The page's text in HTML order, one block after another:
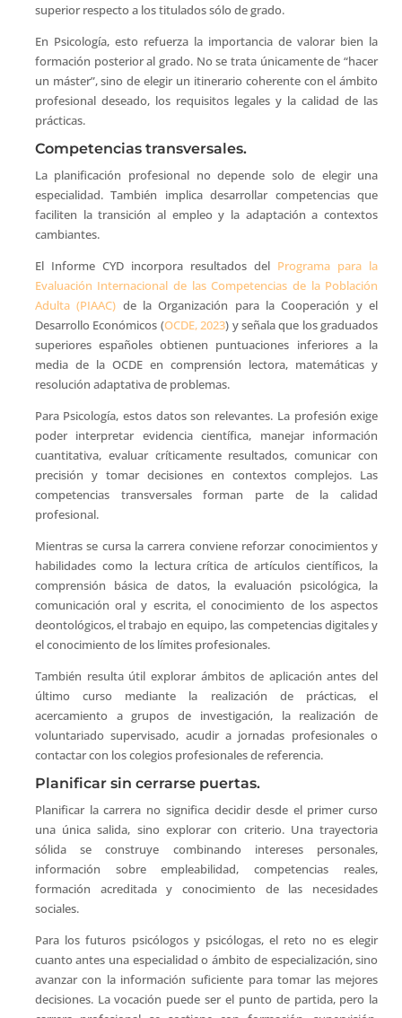
superior respecto a los titulados sólo de grado.
En Psicología, esto refuerza la importancia de valorar bien la
formación posterior al grado. No se trata únicamente de “hacer
un máster”, sino de elegir un itinerario coherente con el ámbito
profesional deseado, los requisitos legales y la calidad de las
prácticas.
Competencias transversales.
La planificación profesional no depende solo de elegir una
especialidad. También implica desarrollar competencias que
faciliten la transición al empleo y la adaptación a contextos
cambiantes.
El Informe CYD incorpora resultados del Programa para la
Evaluación Internacional de las Competencias de la Población
Adulta (PIAAC) de la Organización para la Cooperación y el
Desarrollo Económicos (OCDE, 2023) y señala que los graduados
superiores españoles obtienen puntuaciones inferiores a la
media de la OCDE en comprensión lectora, matemáticas y
resolución adaptativa de problemas.
Para Psicología, estos datos son relevantes. La profesión exige
poder interpretar evidencia científica, manejar información
cuantitativa, evaluar críticamente resultados, comunicar con
precisión y tomar decisiones en contextos complejos. Las
competencias transversales forman parte de la calidad
profesional.
Mientras se cursa la carrera conviene reforzar conocimientos y
habilidades como la lectura crítica de artículos científicos, la
comprensión básica de datos, la evaluación psicológica, la
comunicación oral y escrita, el conocimiento de los aspectos
deontológicos, el trabajo en equipo, las competencias digitales y
el conocimiento de los límites profesionales.
También resulta útil explorar ámbitos de aplicación antes del
último curso mediante la realización de prácticas, el
acercamiento a grupos de investigación, la realización de
voluntariado supervisado, acudir a jornadas profesionales o
contactar con los colegios profesionales de referencia.
Planificar sin cerrarse puertas.
Planificar la carrera no significa decidir desde el primer curso
una única salida, sino explorar con criterio. Una trayectoria
sólida se construye combinando intereses personales,
información sobre empleabilidad, competencias reales,
formación acreditada y conocimiento de las necesidades
sociales.
Para los futuros psicólogos y psicólogas, el reto no es elegir
cuanto antes una especialidad o ámbito de especialización, sino
avanzar con la información suficiente para tomar las mejores
decisiones. La vocación puede ser el punto de partida, pero la